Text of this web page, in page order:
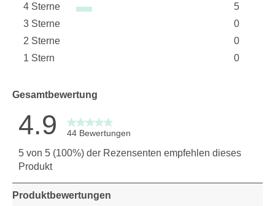
39
4 Sterne Sterne
5
5
3 Sterne
0
0
2 Sterne
0
0
1 Stern
0
Gesamtbewertung
4.9 44 Bewertungen
5 von 5 (100%) der Rezensenten empfehlen dieses
Produkt
Produktbewertungen